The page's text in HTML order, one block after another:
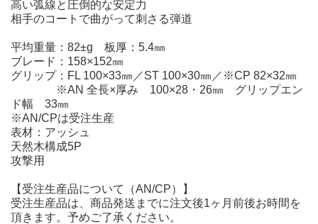
高い弧線と圧倒的な安定力
相手のコートで曲がって刺さる弾道
平均重量：82±g 板厚：5.4㎜
ブレード：158×152㎜
グリップ：FL 100×33㎜／ST 100×30㎜／※CP 82×32㎜
※AN 全長×厚み 100×28・26㎜ グリップエン
ド幅 33㎜
※AN/CPは受注生産
表材：アッシュ
天然木構成5P
攻撃用
【受注生産品について（AN/CP）】
受注生産品は、商品発送までに注文後1ヶ月前後お時間を
頂きます。予めご了承ください。